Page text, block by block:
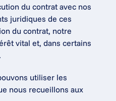
du contrat avec nos
juridiques de ces
du contrat, notre
vital et, dans certains
utiliser les
nous recueillons aux